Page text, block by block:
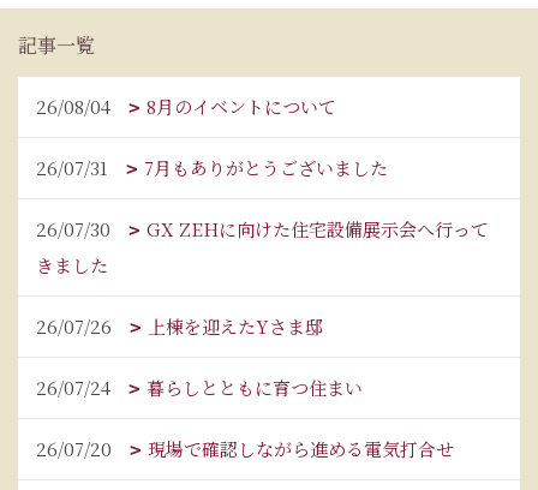
記事一覧
26/08/04 8月のイベントについて
26/07/31 7月もありがとうございました
26/07/30
GX ZEHに向けた住宅設備展示会へ行って
きました
26/07/26 上棟を迎えたYさま邸
26/07/24 暮らしとともに育つ住まい
26/07/20 現場で確認しながら進める電気打合せ